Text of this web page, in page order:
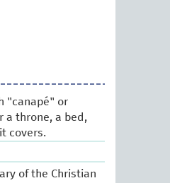
"canapé" or
a throne, a bed,
covers.
of the Christian